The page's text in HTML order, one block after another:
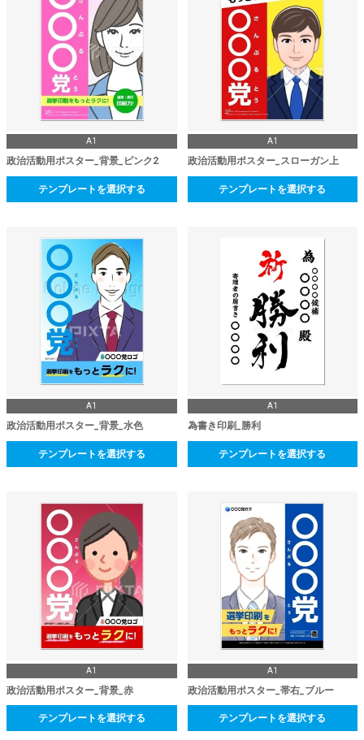
A1
政治活動用ポスター_背景_ピンク2
テンプレートを選択する
A1
政治活動用ポスター_スローガン上
テンプレートを選択する
A1
政治活動用ポスター_背景_水色
テンプレートを選択する
A1
為書き印刷_勝利
テンプレートを選択する
A1
政治活動用ポスター_背景_赤
テンプレートを選択する
A1
政治活動用ポスター_帯右_ブルー
テンプレートを選択する